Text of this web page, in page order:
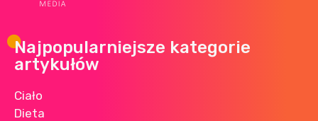
Najpopularniejsze kategorie
artykułów
Ciało
Dieta